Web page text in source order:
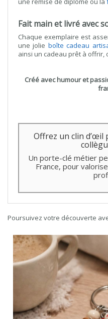
Fait main et livré avec
Chaque exemplaire est
une jolie boîte cadeau
ainsi un cadeau prêt à offrir,
Créé avec humour et
Offrez un clin d’œil
Un porte-clé métier
France, pour
Poursuivez votre découverte